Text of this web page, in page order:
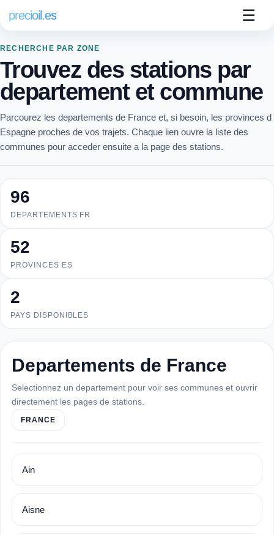
precioil.es ☰
RECHERCHE PAR ZONE
Trouvez des stations par
departement et commune
Parcourez les departements de France et, si besoin, les provinces d
Espagne proches de vos trajets. Chaque lien ouvre la liste des
communes pour acceder ensuite a la page des stations.
96
DEPARTEMENTS FR
52
PROVINCES ES
2
PAYS DISPONIBLES
Departements de France
Selectionnez un departement pour voir ses communes et ouvrir
directement les pages de stations.
FRANCE
Ain
Aisne